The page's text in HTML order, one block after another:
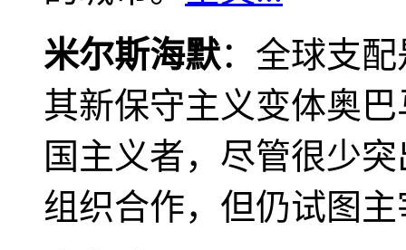
米尔斯海默：全球支
其新保守主义变体奥
国主义者，尽管很少
组织合作，但仍试图